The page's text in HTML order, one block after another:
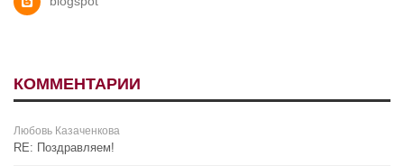
КОММЕНТАРИИ
Любовь Казаченкова
RE: Поздравляем!